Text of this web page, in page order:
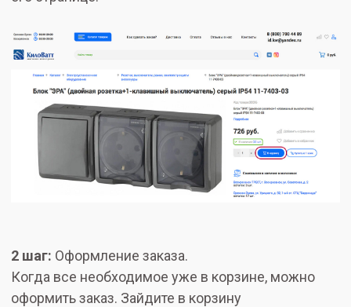
2 шаг: Оформление заказа.
Когда все необходимое уже в корзине, можно
оформить заказ. Зайдите в корзину